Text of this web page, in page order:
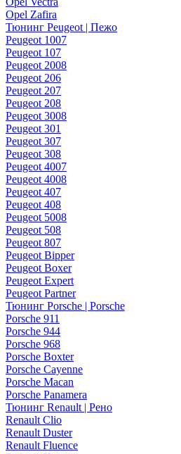
Opel Zafira
Тюнинг Peugeot | Пежо
Peugeot 1007
Peugeot 107
Peugeot 2008
Peugeot 206
Peugeot 207
Peugeot 208
Peugeot 3008
Peugeot 301
Peugeot 307
Peugeot 308
Peugeot 4007
Peugeot 4008
Peugeot 407
Peugeot 408
Peugeot 5008
Peugeot 508
Peugeot 807
Peugeot Bipper
Peugeot Boxer
Peugeot Expert
Peugeot Partner
Тюнинг Porsche | Porsche
Porsche 911
Porsche 944
Porsche 968
Porsche Boxter
Porsche Cayenne
Porsche Macan
Porsche Panamera
Тюнинг Renault | Рено
Renault Clio
Renault Duster
Renault Fluence